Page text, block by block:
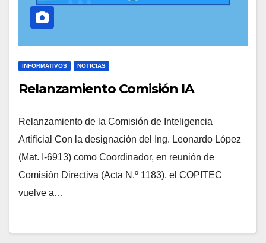
INFORMATIVOS NOTICIAS
Relanzamiento Comisión IA
Relanzamiento de la Comisión de Inteligencia
Artificial Con la designación del Ing. Leonardo López
(Mat. I-6913) como Coordinador, en reunión de
Comisión Directiva (Acta N.º 1183), el COPITEC
vuelve a…